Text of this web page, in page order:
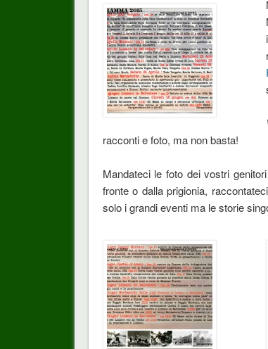
racconti e foto, ma non basta!
Mandateci le foto dei vostri
fronte o dalla prigionia,
solo i grandi eventi ma le storie